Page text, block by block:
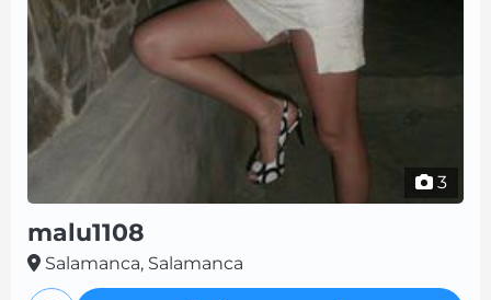
3
malu1108
Salamanca, Salamanca